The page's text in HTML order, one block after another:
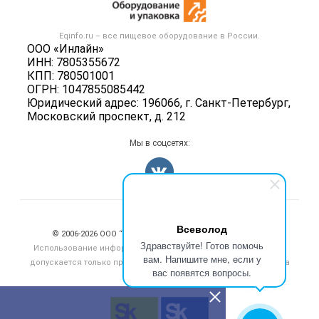
Всеволод
Здравствуйте! Готов помочь
вам. Напишите мне, если у
вас появятся вопросы.
Eqinfo.ru – все пищевое оборудование в России.
ООО «Инлайн»
ИНН: 7805355672
КПП: 780501001
ОГРН: 1047855085442
Юридический адрес: 196066, г. Санкт-Петербург,
Московский проспект, д. 212
Публичная оферта
Контактная информация
Политика обработки персональных данных
Вакансии
Блог
Тара и упаковка
Б/у оборудование
Информация о компаниях
Добавить объявление
Карта объявлений
Мы в соцсетях:
© 2006‑2026 ООО “Инлайн”. 12+ Все права защищены.
Использование информации, размещенной на данном сайте,
допускается только при размещении активной гиперссылки на
eqinfo.ru